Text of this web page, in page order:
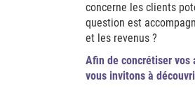
concerne les clients
question est
et les revenus ?
Afin de concrétiser vos
vous invitons à